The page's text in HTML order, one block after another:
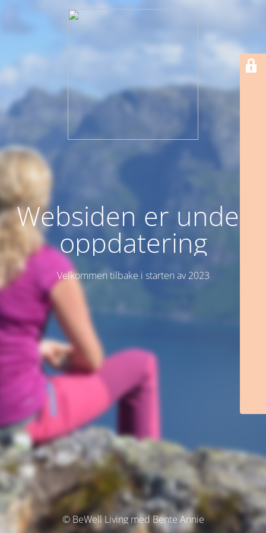
Websiden er under
oppdatering
Velkommen tilbake i starten av 2023
© BeWell Living med Bente Annie